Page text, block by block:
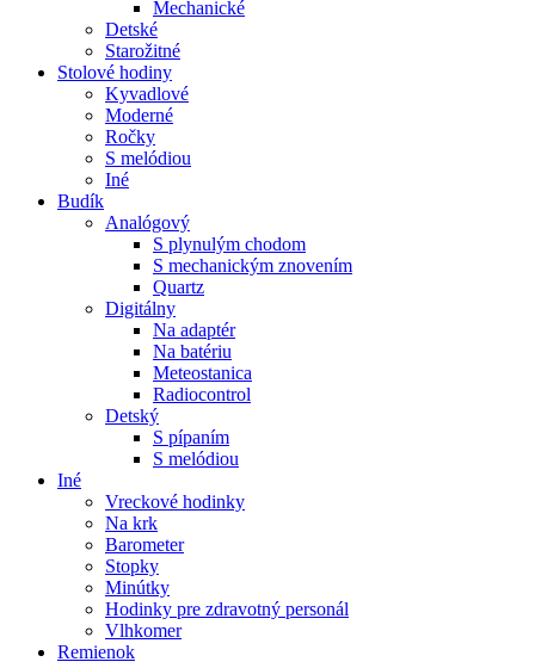
Mechanické
Detské
Starožitné
Stolové hodiny
Kyvadlové
Moderné
Ročky
S melódiou
Iné
Budík
Analógový
S plynulým chodom
S mechanickým znovením
Quartz
Digitálny
Na adaptér
Na batériu
Meteostanica
Radiocontrol
Detský
S pípaním
S melódiou
Iné
Vreckové hodinky
Na krk
Barometer
Stopky
Minútky
Hodinky pre zdravotný personál
Vlhkomer
Remienok